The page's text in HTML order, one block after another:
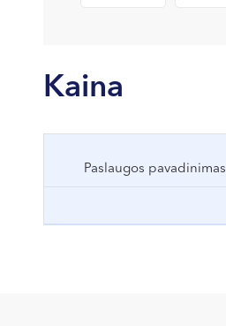
Kaina
Paslaugos pavadinimas